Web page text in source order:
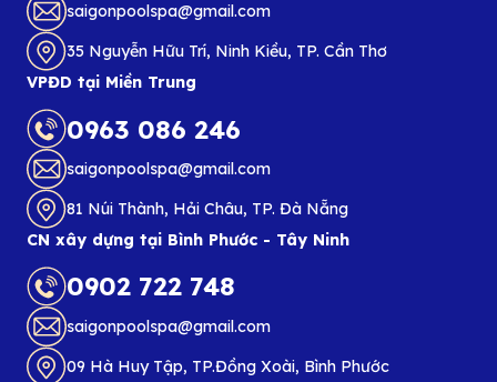
saigonpoolspa@gmail.com
35 Nguyễn Hữu Trí, Ninh Kiều, TP. Cần Thơ
VPĐD tại Miền Trung
0963 086 246
saigonpoolspa@gmail.com
81 Núi Thành, Hải Châu, TP. Đà Nẵng
CN xây dựng tại Bình Phước - Tây Ninh
0902 722 748
saigonpoolspa@gmail.com
09 Hà Huy Tập, TP.Đồng Xoài, Bình Phước